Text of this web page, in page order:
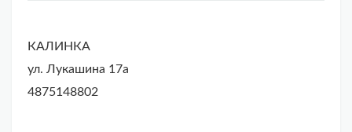
КАЛИНКА
ул. Лукашина 17а
4875148802